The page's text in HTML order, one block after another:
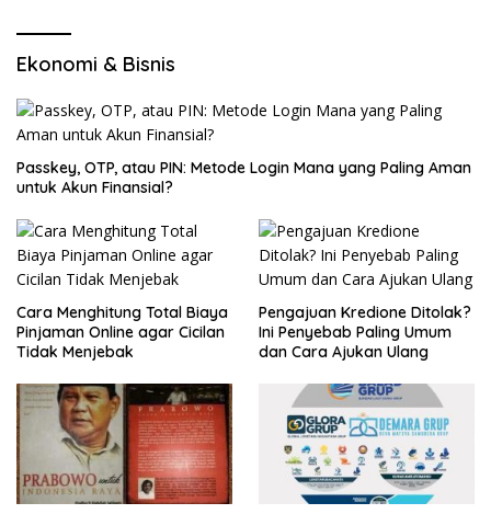
Ekonomi & Bisnis
Passkey, OTP, atau PIN: Metode Login Mana yang Paling Aman
untuk Akun Finansial?
Cara Menghitung Total Biaya
Pinjaman Online agar Cicilan
Tidak Menjebak
Pengajuan Kredione Ditolak?
Ini Penyebab Paling Umum
dan Cara Ajukan Ulang